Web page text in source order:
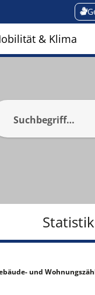
& Klima
Statistik
und